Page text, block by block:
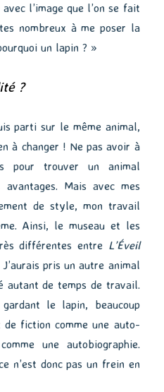
l’image que l’on se fait
nombreux à me poser la
un lapin ? »
?
parti sur le même animal,
à changer ! Ne pas avoir à
pour trouver un animal
Mais avec mes
de style, mon travail
Ainsi, le museau et les
différentes entre L’Éveil
J’aurais pris un autre animal
autant de temps de travail.
le lapin, beaucoup
fiction comme une auto-
une autobiographie.
n’est donc pas un frein en